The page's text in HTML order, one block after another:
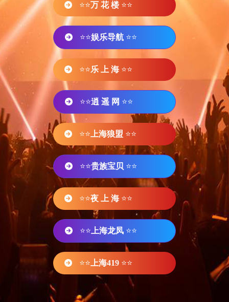
⭐⭐万 花 楼 ⭐⭐
⭐⭐娱乐导航 ⭐⭐
⭐⭐乐 上 海 ⭐⭐
⭐⭐逍 遥 网 ⭐⭐
⭐⭐ 上海狼盟 ⭐⭐
⭐⭐贵族宝贝 ⭐⭐
⭐⭐夜 上 海 ⭐⭐
⭐⭐ 上海龙凤 ⭐⭐
⭐⭐ 上海419 ⭐⭐